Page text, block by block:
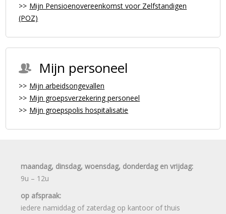
Mijn Pensioenovereenkomst voor Zelfstandigen
(POZ)
Mijn personeel
Mijn arbeidsongevallen
Mijn groepsverzekering personeel
Mijn groepspolis hospitalisatie
maandag, dinsdag, woensdag, donderdag en vrijdag:
9u – 12u
op afspraak:
iedere namiddag of zaterdag op kantoor of thuis